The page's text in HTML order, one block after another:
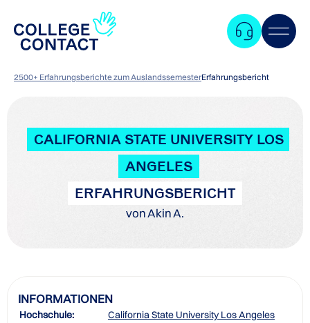
2500+ Erfahrungsberichte zum AuslandssemesterErfahrungsbericht
CALIFORNIA STATE UNIVERSITY LOS
ANGELES
ERFAHRUNGSBERICHT
von Akin A.
INFORMATIONEN
Hochschule:
California State University Los Angeles